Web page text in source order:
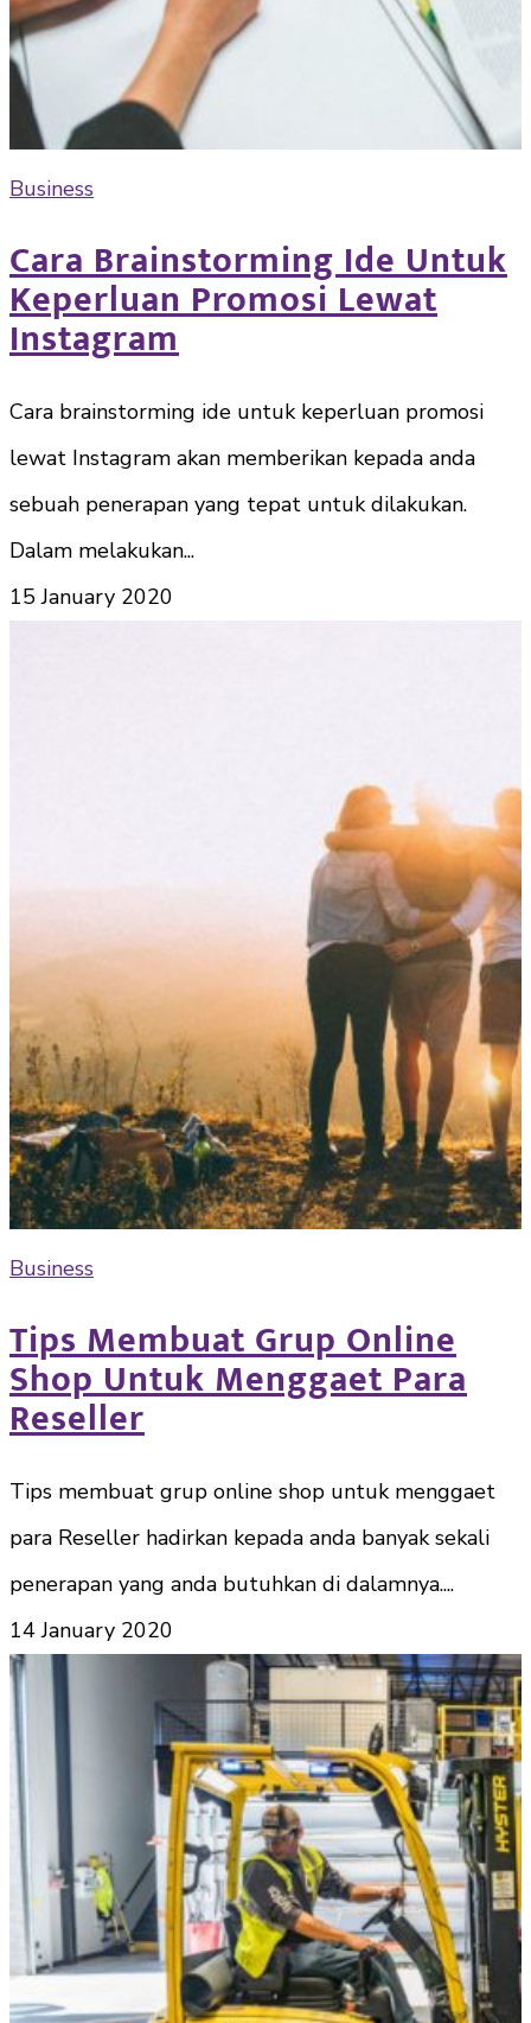
Business
Cara Brainstorming Ide Untuk
Keperluan Promosi Lewat
Instagram
Cara brainstorming ide untuk keperluan promosi
lewat Instagram akan memberikan kepada anda
sebuah penerapan yang tepat untuk dilakukan.
Dalam melakukan...
15 January 2020
Business
Tips Membuat Grup Online
Shop Untuk Menggaet Para
Reseller
Tips membuat grup online shop untuk menggaet
para Reseller hadirkan kepada anda banyak sekali
penerapan yang anda butuhkan di dalamnya....
14 January 2020